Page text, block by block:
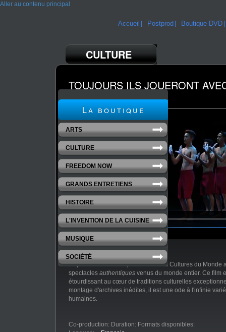
Aller au contenu principal
Accueil Postprod Boutique DVD
CULTURE
TOUJOURS ILS JOUERONT
un film de Jacqueline Caux
Depuis des décénies, la Maison des Cultures du Monde
spectacles authentiques venus du monde entier. Ce film
étourdissant au cœur de traditions culturelles
montage d'archives inédites, il est une ode à l'infinie
humaines.
Co-production: Duration: Formats disponibles:
La boutique
ARTS
CULTURE
FREEDOM NOW
GRANDS ENTRETIENS
HISTOIRE
L'INVENTION DE LA CUISINE
MUSIQUE
SOCIÉTÉ